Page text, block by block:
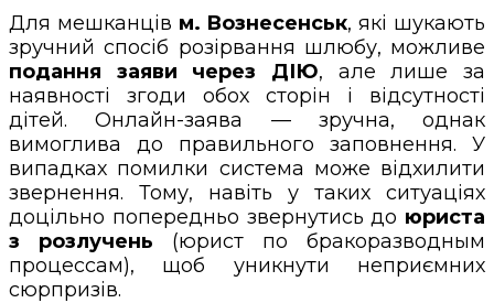
Для мешканців м. Вознесенськ, які шукають
зручний спосіб розірвання шлюбу, можливе
подання заяви через ДІЮ, але лише за
наявності згоди обох сторін і відсутності
дітей. Онлайн-заява — зручна, однак
вимоглива до правильного заповнення. У
випадках помилки система може відхилити
звернення. Тому, навіть у таких ситуаціях
доцільно попередньо звернутись до юриста
з розлучень (юрист по бракоразводным
процессам), щоб уникнути неприємних
сюрпризів.